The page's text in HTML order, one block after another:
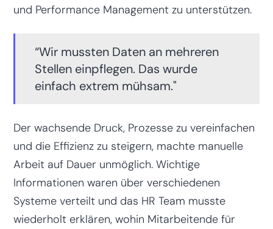
und Performance Management zu unterstützen.
“Wir mussten Daten an mehreren
Stellen einpflegen. Das wurde
einfach extrem mühsam."
Der wachsende Druck, Prozesse zu vereinfachen
und die Effizienz zu steigern, machte manuelle
Arbeit auf Dauer unmöglich. Wichtige
Informationen waren über verschiedenen
Systeme verteilt und das HR Team musste
wiederholt erklären, wohin Mitarbeitende für